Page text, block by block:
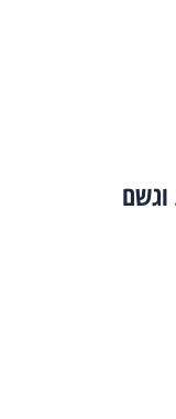
וגשם